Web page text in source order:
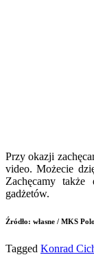
Przy okazji
video. Możecie
Zachęcamy
gadżetów.
Źródło: własne / MKS
Tagged Konrad